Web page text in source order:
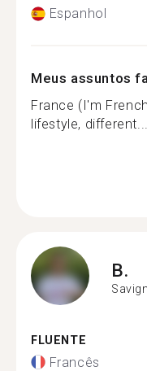
Espanhol
Meus assuntos
France (I'm
lifestyle, different...
B.
FLUENTE
Francês